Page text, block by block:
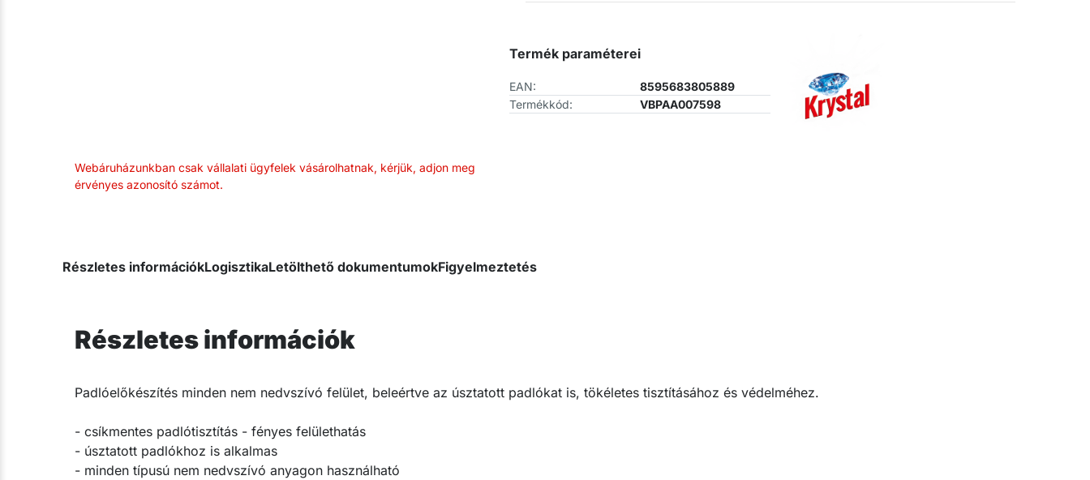
Webáruházunkban csak vállalati ügyfelek vásárolhatnak, kérjük, adjon meg
érvényes azonosító számot.
Termék paraméterei
EAN:
8595683805889
Termékkód:
VBPAA007598
Részletes információkLogisztikaLetölthető dokumentumokFigyelmeztetés
Részletes információk
Padlóelőkészítés minden nem nedvszívó felület, beleértve az úsztatott padlókat is, tökéletes tisztításához és védelméhez.
- csíkmentes padlótisztítás - fényes felülethatás
- úsztatott padlókhoz is alkalmas
- minden típusú nem nedvszívó anyagon használható